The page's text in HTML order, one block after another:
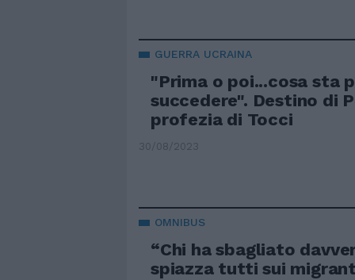
GUERRA UCRAINA
"Prima o poi...cosa sta
succedere". Destino di
profezia di Tocci
30/08/2023
OMNIBUS
“Chi ha sbagliato
spiazza tutti sui